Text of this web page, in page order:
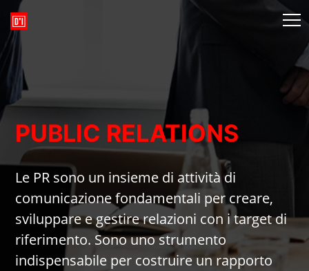
PUBLIC RELATIONS
Le PR sono un insieme di attività di
comunicazione fondamentali per creare,
sviluppare e gestire relazioni con i target di
riferimento. Sono uno strumento
indispensabile per costruire un rapporto